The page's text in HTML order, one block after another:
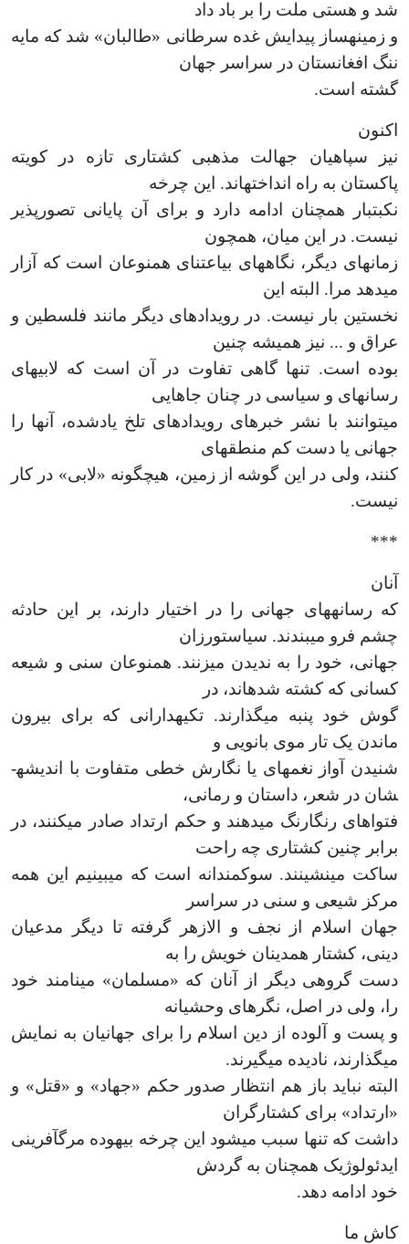
شد و هستی ملت را بر باد داد
و زمینه­ساز پیدایش غده سرطانی «طالبان» شد که مایه
ننگ افغانستان در سراسر جهان
گشته است.
اکنون
نیز سپاهیان جهالت مذهبی کشتاری تازه در کویته
پاکستان به راه انداخته­اند. این ­چرخه
نکبت­بار هم­چنان ادامه دارد و برای آن پایانی تصورپذیر
نیست. در این میان، هم­چون
زمان­های دیگر، نگاه­های بی­اعتنای هم­نوعان است که آزار
می­دهد مرا. البته این
نخستین بار نیست. در رویدادهای دیگر مانند فلسطین و
عراق و ... نیز همیشه چنین
بوده است. تنها گاهی تفاوت در آن است که لابی­های
رسانه­ای و سیاسی در چنان جاهایی
می­توانند با نشر خبرهای رویدادهای تلخ یادشده، آن­ها را
جهانی یا دست کم منطقه­ای
کنند، ولی در این گوشه از زمین، هیچ­گونه «لابی» در کار
نیست.
***
آنان­
که رسانه­های جهانی را در اختیار دارند، بر این حادثه
چشم فرو می­بندند. سیاست­ورزان
جهانی، خود را به ندیدن می­زنند. هم­نوعان سنی و شیعه
کسانی که کشته شده­اند، در
گوش خود پنبه می­گذارند. تکیه­دارانی که برای بیرون
ماندن یک تار موی بانویی و
شنیدن آواز نغمه­ای یا نگارش خطی متفاوت با اندیشه­
شان در شعر، داستان و رمانی،
فتواهای رنگارنگ می­دهند و حکم ارتداد صادر می­کنند، در
برابر چنین کشتاری چه راحت
ساکت می­نشینند. سوک­مندانه است که می­بینیم این همه
مرکز شیعی و سنی در سراسر
جهان اسلام از نجف و الازهر گرفته تا دیگر مدعیان
دینی، کشتار هم­دینان خویش را به
دست گروهی دیگر از آنان که «مسلمان» می­نامند خود
را، ولی در اصل، نگره­ای وحشیانه
و پست و آلوده از دین اسلام را برای جهانیان به نمایش
می­گذارند، نادیده می­گیرند.
البته نباید باز هم انتظار صدور حکم «جهاد» و «قتل» و
«ارتداد» برای کشتارگران
داشت که تنها سبب می­شود این چرخه بیهوده مرگ­آفرینی
ایدئولوژیک هم­چنان به گردش
خود ادامه دهد.
کاش ما